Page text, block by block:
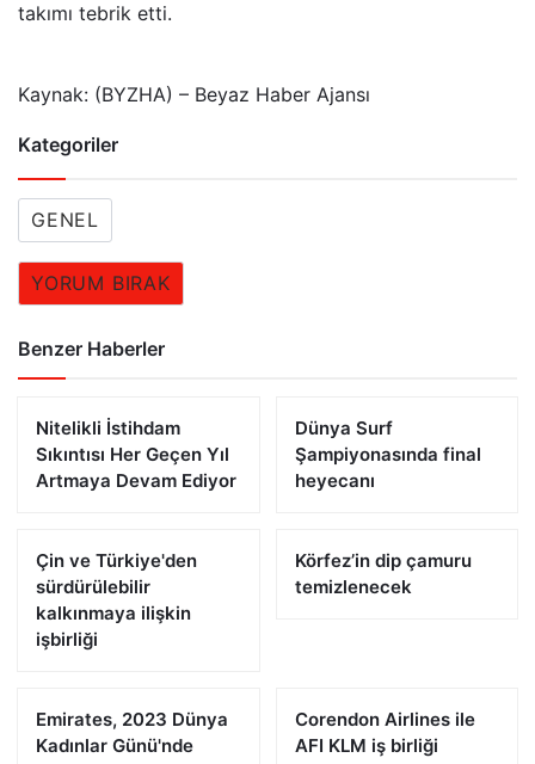
takımı tebrik etti.
Kaynak: (BYZHA) – Beyaz Haber Ajansı
Kategoriler
GENEL
YORUM BIRAK
Benzer Haberler
Nitelikli İstihdam
Sıkıntısı Her Geçen Yıl
Artmaya Devam Ediyor
Dünya Surf
Şampiyonasında final
heyecanı
Çin ve Türkiye'den
sürdürülebilir
kalkınmaya ilişkin
işbirliği
Körfez’in dip çamuru
temizlenecek
Emirates, 2023 Dünya
Kadınlar Günü'nde
Corendon Airlines ile
AFI KLM iş birliği